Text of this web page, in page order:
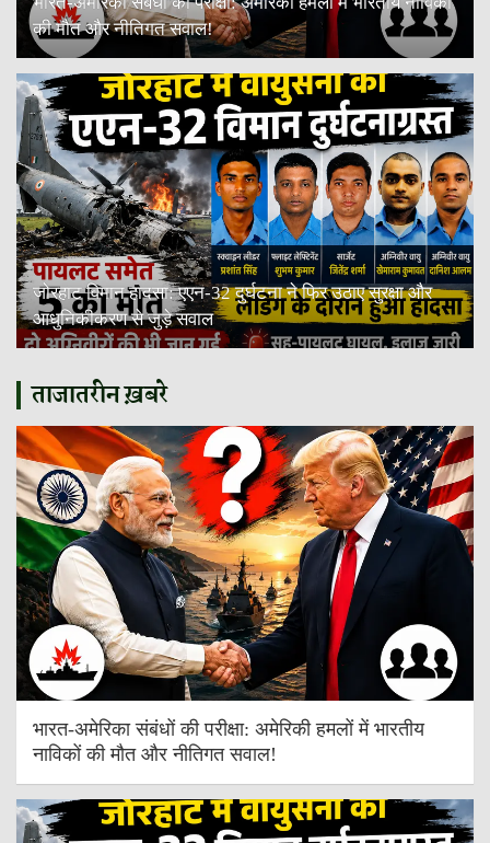
की मौत और नीतिगत सवाल!
जोरहाट विमान हादसा: एएन-32 दुर्घटना ने फिर उठाए सुरक्षा और
आधुनिकीकरण से जुड़े सवाल
ताजातरीन ख़बरे
भारत-अमेरिका संबंधों की परीक्षा: अमेरिकी हमलों में भारतीय
नाविकों की मौत और नीतिगत सवाल!